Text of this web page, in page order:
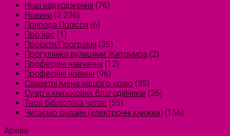
Нові надходження (76)
Новини (3 236)
Природа Полісся (6)
Про нас (1)
Проєкти/Програми (35)
Прогулянка вулицями Житомира (2)
Професійні навчання (12)
Професійні новини (96)
Славетні імена нашого краю (35)
Сузірʼя книжкових благодійників (26)
Твоя бібліотека читає (55)
Читаємо онлайн (електронні книжки) (156)
Архіви